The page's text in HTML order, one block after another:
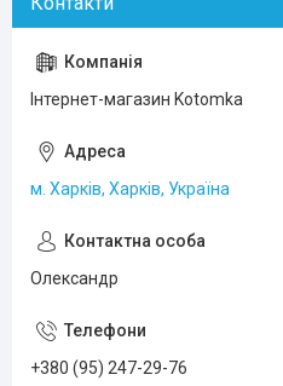
Інтернет-магазин Kotomka
м. Харків, Харків, Україна
Олександр
+380 (95) 247-29-76